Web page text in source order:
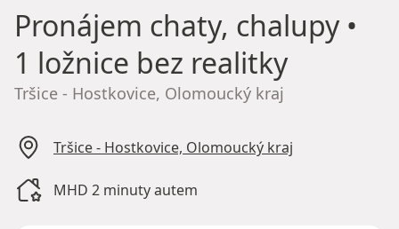
Pronájem chaty, chalupy•
1 ložnice bez realitky
Tršice - Hostkovice, Olomoucký kraj
Tršice - Hostkovice, Olomoucký kraj
MHD 2 minuty autem